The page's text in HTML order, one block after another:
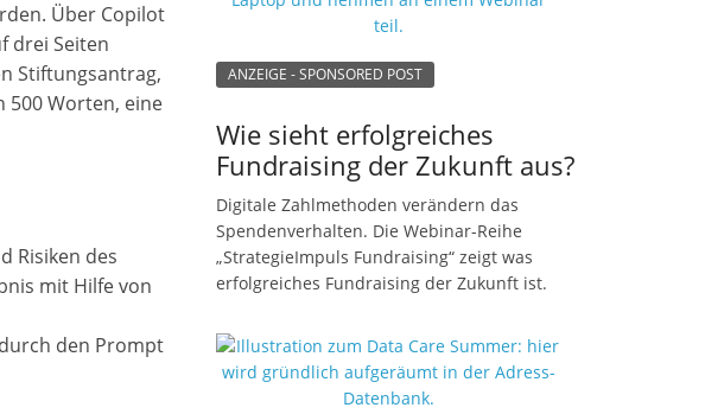
Über Copilot
drei Seiten
Stiftungsantrag,
500 Worten, eine
Risiken des
mit Hilfe von
den Prompt
ANZEIGE - SPONSORED POST
Wie sieht erfolgreiches
Fundraising der Zukunft aus?
Digitale Zahlmethoden verändern das
Spendenverhalten. Die Webinar-Reihe
„StrategieImpuls Fundraising“ zeigt was
erfolgreiches Fundraising der Zukunft ist.